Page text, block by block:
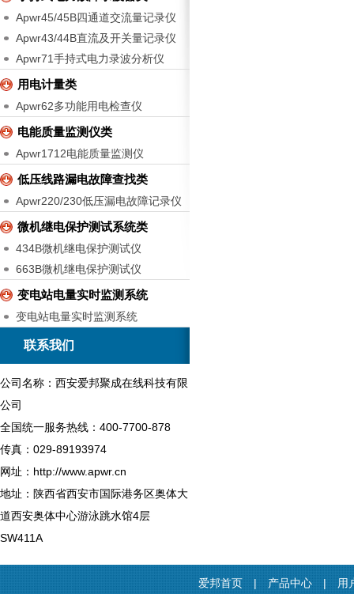
Apwr45/45B四通道交流量记录仪
Apwr43/44B直流及开关量记录仪
Apwr71手持式电力录波分析仪
用电计量类
Apwr62多功能用电检查仪
电能质量监测仪类
Apwr1712电能质量监测仪
低压线路漏电故障查找类
Apwr220/230低压漏电故障记录仪
微机继电保护测试系统类
434B微机继电保护测试仪
663B微机继电保护测试仪
变电站电量实时监测系统
变电站电量实时监测系统
联系我们
公司名称：西安爱邦聚成在线科技有限
公司
全国统一服务热线：400-7700-878
传真：029-89193974
网址：http://www.apwr.cn
地址：陕西省西安市国际港务区奥体大
道西安奥体中心游泳跳水馆4层
SW411A
爱邦首页 | 产品中心 | 用